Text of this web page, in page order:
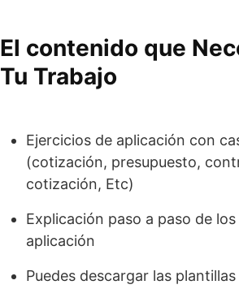
El contenido que
Tu Trabajo
Ejercicios de aplicación con
(cotización, presupuesto,
cotización, Etc)
Explicación paso a paso de
aplicación
Puedes descargar las